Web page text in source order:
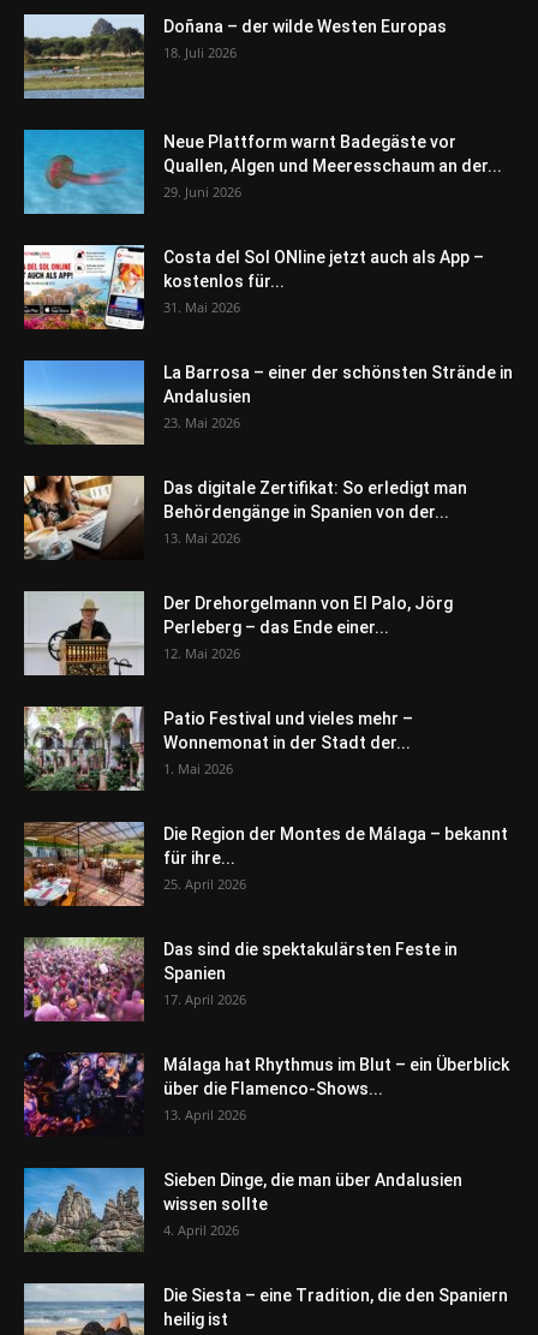
Doñana – der wilde Westen Europas
18. Juli 2026
Neue Plattform warnt Badegäste vor
Quallen, Algen und Meeresschaum an der...
29. Juni 2026
Costa del Sol ONline jetzt auch als App –
kostenlos für...
31. Mai 2026
La Barrosa – einer der schönsten Strände in
Andalusien
23. Mai 2026
Das digitale Zertifikat: So erledigt man
Behördengänge in Spanien von der...
13. Mai 2026
Der Drehorgelmann von El Palo, Jörg
Perleberg – das Ende einer...
12. Mai 2026
Patio Festival und vieles mehr –
Wonnemonat in der Stadt der...
1. Mai 2026
Die Region der Montes de Málaga – bekannt
für ihre...
25. April 2026
Das sind die spektakulärsten Feste in
Spanien
17. April 2026
Málaga hat Rhythmus im Blut – ein Überblick
über die Flamenco-Shows...
13. April 2026
Sieben Dinge, die man über Andalusien
wissen sollte
4. April 2026
Die Siesta – eine Tradition, die den Spaniern
heilig ist